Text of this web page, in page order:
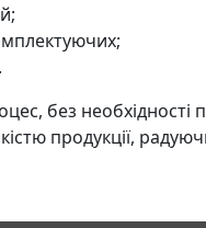
без необхідності
продукції,